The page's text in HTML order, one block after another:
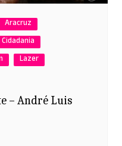
Aracruz
Cidadania
Lazer
– André Luis